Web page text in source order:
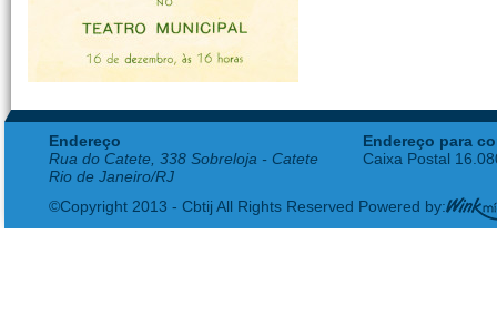
Endereço
Rua do Catete, 338 Sobreloja - Catete
Rio de Janeiro/RJ
Endereço para
Caixa Postal
©Copyright 2013 - Cbtij All Rights Reserved Powered by: